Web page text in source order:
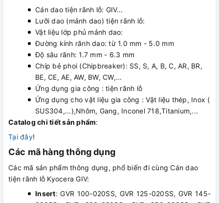
Cán dao tiện rãnh lỗ: GIV…
Lưỡi dao (mảnh dao) tiện rãnh lỗ:
Vật liệu lớp phủ mảnh dao:
Đường kính rãnh dao: từ 1.0 mm - 5.0 mm
Độ sâu rãnh: 1.7 mm - 6.3 mm
Chíp bẻ phoi (Chipbreaker): SS, S, A, B, C, AR, BR,
BE, CE, AE, AW, BW, CW,...
Ứng dụng gia công : tiện rãnh lỗ
Ứng dụng cho vật liệu gia công : Vật liệu thép, Inox (
SUS304,...),Nhôm, Gang, Inconel 718,Titanium,...
Catalog chi tiết sản phẩm:
Tại đây!
Các mã hàng thông dụng
Các mã sản phẩm thông dụng, phổ biến đi cùng Cán dao
tiện rãnh lỗ Kyocera GIV:
Insert: GVR 100-020SS, GVR 125-020SS, GVR 145-